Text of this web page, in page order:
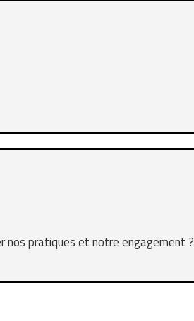
nos pratiques et notre engagement ?